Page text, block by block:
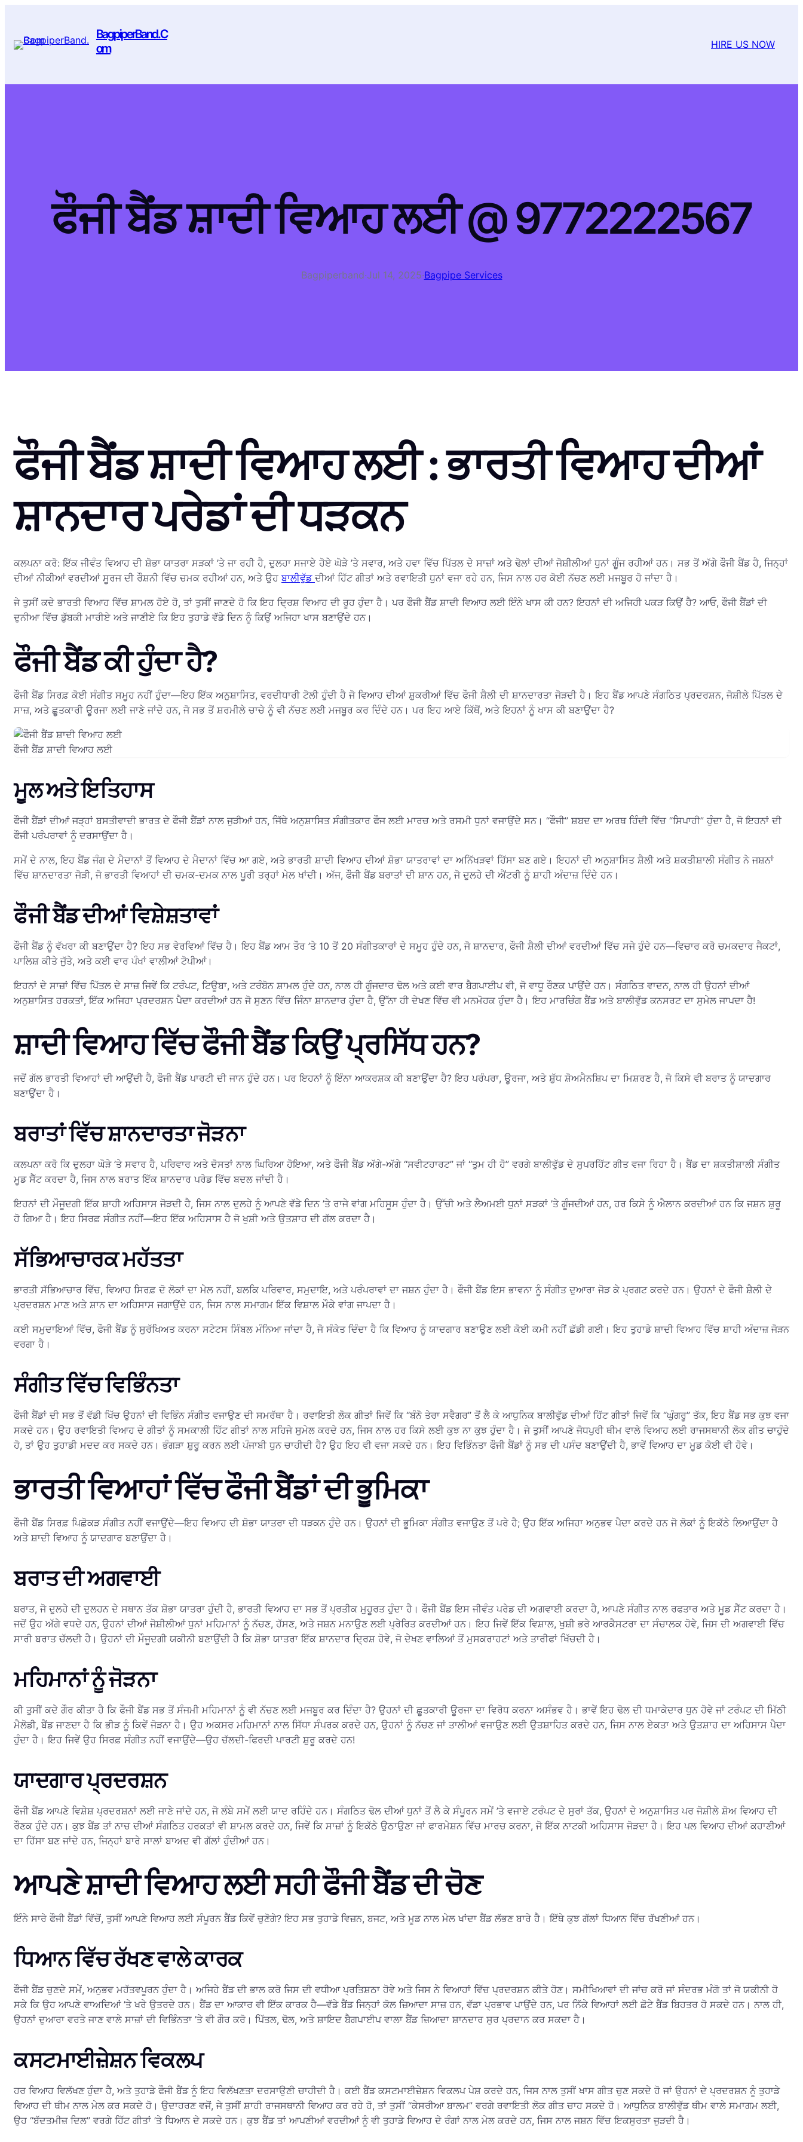
BagpiperBand.C
om
HIRE US NOW
ਫੌਜੀ ਬੈਂਡ ਸ਼ਾਦੀ ਵਿਆਹ ਲਈ @ 9772222567
Bagpiperband·Jul 14, 2025·Bagpipe Services
ਫੌਜੀ ਬੈਂਡਸ਼ਾਦੀ ਵਿਆਹ ਲਈ : ਭਾਰਤੀ ਵਿਆਹ ਦੀਆਂ
ਸ਼ਾਨਦਾਰ ਪਰੇਡਾਂ ਦੀ ਧੜਕਨ
ਕਲਪਨਾ ਕਰੋ: ਇੱਕ ਜੀਵੰਤ ਵਿਆਹ ਦੀ ਸ਼ੋਭਾ ਯਾਤਰਾ ਸੜਕਾਂ ’ਤੇ ਜਾ ਰਹੀ ਹੈ, ਦੁਲਹਾ ਸਜਾਏ ਹੋਏ ਘੋੜੇ ’ਤੇ ਸਵਾਰ, ਅਤੇ ਹਵਾ ਵਿੱਚ ਪਿੱਤਲ ਦੇ ਸਾਜ਼ਾਂ ਅਤੇ ਢੋਲਾਂ ਦੀਆਂ ਜੋਸ਼ੀਲੀਆਂ ਧੁਨਾਂ ਗੂੰਜ ਰਹੀਆਂ ਹਨ। ਸਭ ਤੋਂ ਅੱਗੇ ਫੌਜੀ ਬੈਂਡ ਹੈ, ਜਿਨ੍ਹਾਂ
ਦੀਆਂ ਨੀਕੀਆਂ ਵਰਦੀਆਂ ਸੂਰਜ ਦੀ ਰੌਸ਼ਨੀ ਵਿੱਚ ਚਮਕ ਰਹੀਆਂ ਹਨ, ਅਤੇ ਉਹਬਾਲੀਵੁੱਡ ਦੀਆਂ ਹਿੱਟ ਗੀਤਾਂ ਅਤੇ ਰਵਾਇਤੀ ਧੁਨਾਂ ਵਜਾ ਰਹੇ ਹਨ, ਜਿਸ ਨਾਲ ਹਰ ਕੋਈ ਨੱਚਣ ਲਈ ਮਜਬੂਰ ਹੋ ਜਾਂਦਾ ਹੈ।
ਜੇ ਤੁਸੀਂ ਕਦੇ ਭਾਰਤੀ ਵਿਆਹ ਵਿੱਚ ਸ਼ਾਮਲ ਹੋਏ ਹੋ, ਤਾਂ ਤੁਸੀਂ ਜਾਣਦੇ ਹੋ ਕਿ ਇਹ ਦ੍ਰਿਸ਼ ਵਿਆਹ ਦੀ ਰੂਹ ਹੁੰਦਾ ਹੈ। ਪਰ ਫੌਜੀ ਬੈਂਡ ਸ਼ਾਦੀ ਵਿਆਹ ਲਈ ਇੰਨੇ ਖਾਸ ਕੀ ਹਨ? ਇਹਨਾਂ ਦੀ ਅਜਿਹੀ ਪਕੜ ਕਿਉਂ ਹੈ? ਆਓ, ਫੌਜੀ ਬੈਂਡਾਂ ਦੀ
ਦੁਨੀਆ ਵਿੱਚ ਡੁੱਬਕੀ ਮਾਰੀਏ ਅਤੇ ਜਾਣੀਏ ਕਿ ਇਹ ਤੁਹਾਡੇ ਵੱਡੇ ਦਿਨ ਨੂੰ ਕਿਉਂ ਅਜਿਹਾ ਖਾਸ ਬਣਾਉਂਦੇ ਹਨ।
ਫੌਜੀ ਬੈਂਡ ਕੀ ਹੁੰਦਾ ਹੈ?
ਫੌਜੀ ਬੈਂਡ ਸਿਰਫ਼ ਕੋਈ ਸੰਗੀਤ ਸਮੂਹ ਨਹੀਂ ਹੁੰਦਾ—ਇਹ ਇੱਕ ਅਨੁਸ਼ਾਸਿਤ, ਵਰਦੀਧਾਰੀ ਟੋਲੀ ਹੁੰਦੀ ਹੈ ਜੋ ਵਿਆਹ ਦੀਆਂ ਸ਼ੁਕਰੀਆਂ ਵਿੱਚ ਫੌਜੀ ਸ਼ੈਲੀ ਦੀ ਸ਼ਾਨਦਾਰਤਾ ਜੋੜਦੀ ਹੈ। ਇਹ ਬੈਂਡ ਆਪਣੇ ਸੰਗਠਿਤ ਪ੍ਰਦਰਸ਼ਨ, ਜੋਸ਼ੀਲੇ ਪਿੱਤਲ ਦੇ
ਸਾਜ਼, ਅਤੇ ਛੂਤਕਾਰੀ ਊਰਜਾ ਲਈ ਜਾਣੇ ਜਾਂਦੇ ਹਨ, ਜੋ ਸਭ ਤੋਂ ਸ਼ਰਮੀਲੇ ਚਾਚੇ ਨੂੰ ਵੀ ਨੱਚਣ ਲਈ ਮਜਬੂਰ ਕਰ ਦਿੰਦੇ ਹਨ। ਪਰ ਇਹ ਆਏ ਕਿੱਥੋਂ, ਅਤੇ ਇਹਨਾਂ ਨੂੰ ਖਾਸ ਕੀ ਬਣਾਉਂਦਾ ਹੈ?
ਫੌਜੀ ਬੈਂਡ ਸ਼ਾਦੀ ਵਿਆਹ ਲਈ
ਮੂਲ ਅਤੇ ਇਤਿਹਾਸ
ਫੌਜੀ ਬੈਂਡਾਂ ਦੀਆਂ ਜੜ੍ਹਾਂ ਬਸਤੀਵਾਦੀ ਭਾਰਤ ਦੇ ਫੌਜੀ ਬੈਂਡਾਂ ਨਾਲ ਜੁੜੀਆਂ ਹਨ, ਜਿੱਥੇ ਅਨੁਸ਼ਾਸਿਤ ਸੰਗੀਤਕਾਰ ਫੌਜ ਲਈ ਮਾਰਚ ਅਤੇ ਰਸਮੀ ਧੁਨਾਂ ਵਜਾਉਂਦੇ ਸਨ। “ਫੌਜੀ” ਸ਼ਬਦ ਦਾ ਅਰਥ ਹਿੰਦੀ ਵਿੱਚ “ਸਿਪਾਹੀ” ਹੁੰਦਾ ਹੈ, ਜੋ ਇਹਨਾਂ ਦੀ
ਫੌਜੀ ਪਰੰਪਰਾਵਾਂ ਨੂੰ ਦਰਸਾਉਂਦਾ ਹੈ।
ਸਮੇਂ ਦੇ ਨਾਲ, ਇਹ ਬੈਂਡ ਜੰਗ ਦੇ ਮੈਦਾਨਾਂ ਤੋਂ ਵਿਆਹ ਦੇ ਮੈਦਾਨਾਂ ਵਿੱਚ ਆ ਗਏ, ਅਤੇ ਭਾਰਤੀ ਸ਼ਾਦੀ ਵਿਆਹ ਦੀਆਂ ਸ਼ੋਭਾ ਯਾਤਰਾਵਾਂ ਦਾ ਅਨਿੱਖੜਵਾਂ ਹਿੱਸਾ ਬਣ ਗਏ। ਇਹਨਾਂ ਦੀ ਅਨੁਸ਼ਾਸਿਤ ਸ਼ੈਲੀ ਅਤੇ ਸ਼ਕਤੀਸ਼ਾਲੀ ਸੰਗੀਤ ਨੇ ਜਸ਼ਨਾਂ
ਵਿੱਚ ਸ਼ਾਨਦਾਰਤਾ ਜੋੜੀ, ਜੋ ਭਾਰਤੀ ਵਿਆਹਾਂ ਦੀ ਚਮਕ-ਦਮਕ ਨਾਲ ਪੂਰੀ ਤਰ੍ਹਾਂ ਮੇਲ ਖਾਂਦੀ। ਅੱਜ, ਫੌਜੀ ਬੈਂਡ ਬਰਾਤਾਂ ਦੀ ਸ਼ਾਨ ਹਨ, ਜੋ ਦੁਲਹੇ ਦੀ ਐਂਟਰੀ ਨੂੰ ਸ਼ਾਹੀ ਅੰਦਾਜ਼ ਦਿੰਦੇ ਹਨ।
ਫੌਜੀ ਬੈਂਡ ਦੀਆਂ ਵਿਸ਼ੇਸ਼ਤਾਵਾਂ
ਫੌਜੀ ਬੈਂਡ ਨੂੰ ਵੱਖਰਾ ਕੀ ਬਣਾਉਂਦਾ ਹੈ? ਇਹ ਸਭ ਵੇਰਵਿਆਂ ਵਿੱਚ ਹੈ। ਇਹ ਬੈਂਡ ਆਮ ਤੌਰ ’ਤੇ 10 ਤੋਂ 20 ਸੰਗੀਤਕਾਰਾਂ ਦੇ ਸਮੂਹ ਹੁੰਦੇ ਹਨ, ਜੋ ਸ਼ਾਨਦਾਰ, ਫੌਜੀ ਸ਼ੈਲੀ ਦੀਆਂ ਵਰਦੀਆਂ ਵਿੱਚ ਸਜੇ ਹੁੰਦੇ ਹਨ—ਵਿਚਾਰ ਕਰੋ ਚਮਕਦਾਰ ਜੈਕਟਾਂ,
ਪਾਲਿਸ਼ ਕੀਤੇ ਜੁੱਤੇ, ਅਤੇ ਕਈ ਵਾਰ ਪੰਖਾਂ ਵਾਲੀਆਂ ਟੋਪੀਆਂ।
ਇਹਨਾਂ ਦੇ ਸਾਜ਼ਾਂ ਵਿੱਚ ਪਿੱਤਲ ਦੇ ਸਾਜ਼ ਜਿਵੇਂ ਕਿ ਟਰੰਪਟ, ਟਿਊਬਾ, ਅਤੇ ਟਰੰਬੋਨ ਸ਼ਾਮਲ ਹੁੰਦੇ ਹਨ, ਨਾਲ ਹੀ ਗੂੰਜਦਾਰ ਢੋਲ ਅਤੇ ਕਈ ਵਾਰ ਬੈਗਪਾਈਪ ਵੀ, ਜੋ ਵਾਧੂ ਰੌਣਕ ਪਾਉਂਦੇ ਹਨ। ਸੰਗਠਿਤ ਵਾਦਨ, ਨਾਲ ਹੀ ਉਹਨਾਂ ਦੀਆਂ
ਅਨੁਸ਼ਾਸਿਤ ਹਰਕਤਾਂ, ਇੱਕ ਅਜਿਹਾ ਪ੍ਰਦਰਸ਼ਨ ਪੈਦਾ ਕਰਦੀਆਂ ਹਨ ਜੋ ਸੁਣਨ ਵਿੱਚ ਜਿੰਨਾ ਸ਼ਾਨਦਾਰ ਹੁੰਦਾ ਹੈ, ਉੱਨਾ ਹੀ ਦੇਖਣ ਵਿੱਚ ਵੀ ਮਨਮੋਹਕ ਹੁੰਦਾ ਹੈ। ਇਹ ਮਾਰਚਿੰਗ ਬੈਂਡ ਅਤੇ ਬਾਲੀਵੁੱਡ ਕਨਸਰਟ ਦਾ ਸੁਮੇਲ ਜਾਪਦਾ ਹੈ!
ਸ਼ਾਦੀ ਵਿਆਹ ਵਿੱਚ ਫੌਜੀ ਬੈਂਡ ਕਿਉਂ ਪ੍ਰਸਿੱਧ ਹਨ?
ਜਦੋਂ ਗੱਲ ਭਾਰਤੀ ਵਿਆਹਾਂ ਦੀ ਆਉਂਦੀ ਹੈ, ਫੌਜੀ ਬੈਂਡ ਪਾਰਟੀ ਦੀ ਜਾਨ ਹੁੰਦੇ ਹਨ। ਪਰ ਇਹਨਾਂ ਨੂੰ ਇੰਨਾ ਆਕਰਸ਼ਕ ਕੀ ਬਣਾਉਂਦਾ ਹੈ? ਇਹ ਪਰੰਪਰਾ, ਊਰਜਾ, ਅਤੇ ਸ਼ੁੱਧ ਸ਼ੋਅਮੈਨਸ਼ਿਪ ਦਾ ਮਿਸ਼ਰਣ ਹੈ, ਜੋ ਕਿਸੇ ਵੀ ਬਰਾਤ ਨੂੰ ਯਾਦਗਾਰ
ਬਣਾਉਂਦਾ ਹੈ।
ਬਰਾਤਾਂ ਵਿੱਚ ਸ਼ਾਨਦਾਰਤਾ ਜੋੜਨਾ
ਕਲਪਨਾ ਕਰੋ ਕਿ ਦੁਲਹਾ ਘੋੜੇ ’ਤੇ ਸਵਾਰ ਹੈ, ਪਰਿਵਾਰ ਅਤੇ ਦੋਸਤਾਂ ਨਾਲ ਘਿਰਿਆ ਹੋਇਆ, ਅਤੇ ਫੌਜੀ ਬੈਂਡ ਅੱਗੇ-ਅੱਗੇ “ਸਵੀਟਹਾਰਟ” ਜਾਂ “ਤੁਮ ਹੀ ਹੋ” ਵਰਗੇ ਬਾਲੀਵੁੱਡ ਦੇ ਸੁਪਰਹਿੱਟ ਗੀਤ ਵਜਾ ਰਿਹਾ ਹੈ। ਬੈਂਡ ਦਾ ਸ਼ਕਤੀਸ਼ਾਲੀ ਸੰਗੀਤ
ਮੂਡ ਸੈੱਟ ਕਰਦਾ ਹੈ, ਜਿਸ ਨਾਲ ਬਰਾਤ ਇੱਕ ਸ਼ਾਨਦਾਰ ਪਰੇਡ ਵਿੱਚ ਬਦਲ ਜਾਂਦੀ ਹੈ।
ਇਹਨਾਂ ਦੀ ਮੌਜੂਦਗੀ ਇੱਕ ਸ਼ਾਹੀ ਅਹਿਸਾਸ ਜੋੜਦੀ ਹੈ, ਜਿਸ ਨਾਲ ਦੁਲਹੇ ਨੂੰ ਆਪਣੇ ਵੱਡੇ ਦਿਨ ’ਤੇ ਰਾਜੇ ਵਾਂਗ ਮਹਿਸੂਸ ਹੁੰਦਾ ਹੈ। ਉੱਚੀ ਅਤੇ ਲੈਅਮਈ ਧੁਨਾਂ ਸੜਕਾਂ ’ਤੇ ਗੂੰਜਦੀਆਂ ਹਨ, ਹਰ ਕਿਸੇ ਨੂੰ ਐਲਾਨ ਕਰਦੀਆਂ ਹਨ ਕਿ ਜਸ਼ਨ ਸ਼ੁਰੂ
ਹੋ ਗਿਆ ਹੈ। ਇਹ ਸਿਰਫ਼ ਸੰਗੀਤ ਨਹੀਂ—ਇਹ ਇੱਕ ਅਹਿਸਾਸ ਹੈ ਜੋ ਖੁਸ਼ੀ ਅਤੇ ਉਤਸ਼ਾਹ ਦੀ ਗੱਲ ਕਰਦਾ ਹੈ।
ਸੱਭਿਆਚਾਰਕ ਮਹੱਤਤਾ
ਭਾਰਤੀ ਸੱਭਿਆਚਾਰ ਵਿੱਚ, ਵਿਆਹ ਸਿਰਫ਼ ਦੋ ਲੋਕਾਂ ਦਾ ਮੇਲ ਨਹੀਂ, ਬਲਕਿ ਪਰਿਵਾਰ, ਸਮੁਦਾਇ, ਅਤੇ ਪਰੰਪਰਾਵਾਂ ਦਾ ਜਸ਼ਨ ਹੁੰਦਾ ਹੈ। ਫੌਜੀ ਬੈਂਡ ਇਸ ਭਾਵਨਾ ਨੂੰ ਸੰਗੀਤ ਦੁਆਰਾ ਜੋੜ ਕੇ ਪ੍ਰਗਟ ਕਰਦੇ ਹਨ। ਉਹਨਾਂ ਦੇ ਫੌਜੀ ਸ਼ੈਲੀ ਦੇ
ਪ੍ਰਦਰਸ਼ਨ ਮਾਣ ਅਤੇ ਸ਼ਾਨ ਦਾ ਅਹਿਸਾਸ ਜਗਾਉਂਦੇ ਹਨ, ਜਿਸ ਨਾਲ ਸਮਾਗਮ ਇੱਕ ਵਿਸ਼ਾਲ ਮੌਕੇ ਵਾਂਗ ਜਾਪਦਾ ਹੈ।
ਕਈ ਸਮੁਦਾਇਆਂ ਵਿੱਚ, ਫੌਜੀ ਬੈਂਡ ਨੂੰ ਸੁਰੱਖਿਅਤ ਕਰਨਾ ਸਟੇਟਸ ਸਿੰਬਲ ਮੰਨਿਆ ਜਾਂਦਾ ਹੈ, ਜੋ ਸੰਕੇਤ ਦਿੰਦਾ ਹੈ ਕਿ ਵਿਆਹ ਨੂੰ ਯਾਦਗਾਰ ਬਣਾਉਣ ਲਈ ਕੋਈ ਕਮੀ ਨਹੀਂ ਛੱਡੀ ਗਈ। ਇਹ ਤੁਹਾਡੇ ਸ਼ਾਦੀ ਵਿਆਹ ਵਿੱਚ ਸ਼ਾਹੀ ਅੰਦਾਜ਼ ਜੋੜਨ
ਵਰਗਾ ਹੈ।
ਸੰਗੀਤ ਵਿੱਚ ਵਿਭਿੰਨਤਾ
ਫੌਜੀ ਬੈਂਡਾਂ ਦੀ ਸਭ ਤੋਂ ਵੱਡੀ ਖਿੱਚ ਉਹਨਾਂ ਦੀ ਵਿਭਿੰਨ ਸੰਗੀਤ ਵਜਾਉਣ ਦੀ ਸਮਰੱਥਾ ਹੈ। ਰਵਾਇਤੀ ਲੋਕ ਗੀਤਾਂ ਜਿਵੇਂ ਕਿ “ਬੰਨੋ ਤੇਰਾ ਸਵੈਗਰ” ਤੋਂ ਲੈ ਕੇ ਆਧੁਨਿਕ ਬਾਲੀਵੁੱਡ ਦੀਆਂ ਹਿੱਟ ਗੀਤਾਂ ਜਿਵੇਂ ਕਿ “ਘੁੰਗਰੂ” ਤੱਕ, ਇਹ ਬੈਂਡ ਸਭ ਕੁਝ ਵਜਾ
ਸਕਦੇ ਹਨ। ਉਹ ਰਵਾਇਤੀ ਵਿਆਹ ਦੇ ਗੀਤਾਂ ਨੂੰ ਸਮਕਾਲੀ ਹਿੱਟ ਗੀਤਾਂ ਨਾਲ ਸਹਿਜੇ ਸੁਮੇਲ ਕਰਦੇ ਹਨ, ਜਿਸ ਨਾਲ ਹਰ ਕਿਸੇ ਲਈ ਕੁਝ ਨਾ ਕੁਝ ਹੁੰਦਾ ਹੈ। ਜੇ ਤੁਸੀਂ ਆਪਣੇ ਜੋਧਪੁਰੀ ਥੀਮ ਵਾਲੇ ਵਿਆਹ ਲਈ ਰਾਜਸਥਾਨੀ ਲੋਕ ਗੀਤ ਚਾਹੁੰਦੇ
ਹੋ, ਤਾਂ ਉਹ ਤੁਹਾਡੀ ਮਦਦ ਕਰ ਸਕਦੇ ਹਨ। ਭੰਗੜਾ ਸ਼ੁਰੂ ਕਰਨ ਲਈ ਪੰਜਾਬੀ ਧੁਨ ਚਾਹੀਦੀ ਹੈ? ਉਹ ਇਹ ਵੀ ਵਜਾ ਸਕਦੇ ਹਨ। ਇਹ ਵਿਭਿੰਨਤਾ ਫੌਜੀ ਬੈਂਡਾਂ ਨੂੰ ਸਭ ਦੀ ਪਸੰਦ ਬਣਾਉਂਦੀ ਹੈ, ਭਾਵੇਂ ਵਿਆਹ ਦਾ ਮੂਡ ਕੋਈ ਵੀ ਹੋਵੇ।
ਭਾਰਤੀ ਵਿਆਹਾਂ ਵਿੱਚ ਫੌਜੀ ਬੈਂਡਾਂ ਦੀ ਭੂਮਿਕਾ
ਫੌਜੀ ਬੈਂਡ ਸਿਰਫ਼ ਪਿਛੋਕੜ ਸੰਗੀਤ ਨਹੀਂ ਵਜਾਉਂਦੇ—ਇਹ ਵਿਆਹ ਦੀ ਸ਼ੋਭਾ ਯਾਤਰਾ ਦੀ ਧੜਕਨ ਹੁੰਦੇ ਹਨ। ਉਹਨਾਂ ਦੀ ਭੂਮਿਕਾ ਸੰਗੀਤ ਵਜਾਉਣ ਤੋਂ ਪਰੇ ਹੈ; ਉਹ ਇੱਕ ਅਜਿਹਾ ਅਨੁਭਵ ਪੈਦਾ ਕਰਦੇ ਹਨ ਜੋ ਲੋਕਾਂ ਨੂੰ ਇਕੱਠੇ ਲਿਆਉਂਦਾ ਹੈ
ਅਤੇ ਸ਼ਾਦੀ ਵਿਆਹ ਨੂੰ ਯਾਦਗਾਰ ਬਣਾਉਂਦਾ ਹੈ।
ਬਰਾਤ ਦੀ ਅਗਵਾਈ
ਬਰਾਤ, ਜੋ ਦੁਲਹੇ ਦੀ ਦੁਲਹਨ ਦੇ ਸਥਾਨ ਤੱਕ ਸ਼ੋਭਾ ਯਾਤਰਾ ਹੁੰਦੀ ਹੈ, ਭਾਰਤੀ ਵਿਆਹ ਦਾ ਸਭ ਤੋਂ ਪ੍ਰਤੀਕ ਮੁਹੂਰਤ ਹੁੰਦਾ ਹੈ। ਫੌਜੀ ਬੈਂਡ ਇਸ ਜੀਵੰਤ ਪਰੇਡ ਦੀ ਅਗਵਾਈ ਕਰਦਾ ਹੈ, ਆਪਣੇ ਸੰਗੀਤ ਨਾਲ ਰਫਤਾਰ ਅਤੇ ਮੂਡ ਸੈੱਟ ਕਰਦਾ ਹੈ।
ਜਦੋਂ ਉਹ ਅੱਗੇ ਵਧਦੇ ਹਨ, ਉਹਨਾਂ ਦੀਆਂ ਜੋਸ਼ੀਲੀਆਂ ਧੁਨਾਂ ਮਹਿਮਾਨਾਂ ਨੂੰ ਨੱਚਣ, ਹੱਸਣ, ਅਤੇ ਜਸ਼ਨ ਮਨਾਉਣ ਲਈ ਪ੍ਰੇਰਿਤ ਕਰਦੀਆਂ ਹਨ। ਇਹ ਜਿਵੇਂ ਇੱਕ ਵਿਸ਼ਾਲ, ਖੁਸ਼ੀ ਭਰੇ ਆਰਕੈਸਟਰਾ ਦਾ ਸੰਚਾਲਕ ਹੋਵੇ, ਜਿਸ ਦੀ ਅਗਵਾਈ ਵਿੱਚ
ਸਾਰੀ ਬਰਾਤ ਚੱਲਦੀ ਹੈ। ਉਹਨਾਂ ਦੀ ਮੌਜੂਦਗੀ ਯਕੀਨੀ ਬਣਾਉਂਦੀ ਹੈ ਕਿ ਸ਼ੋਭਾ ਯਾਤਰਾ ਇੱਕ ਸ਼ਾਨਦਾਰ ਦ੍ਰਿਸ਼ ਹੋਵੇ, ਜੋ ਦੇਖਣ ਵਾਲਿਆਂ ਤੋਂ ਮੁਸਕਰਾਹਟਾਂ ਅਤੇ ਤਾਰੀਫਾਂ ਖਿੱਚਦੀ ਹੈ।
ਮਹਿਮਾਨਾਂ ਨੂੰ ਜੋੜਨਾ
ਕੀ ਤੁਸੀਂ ਕਦੇ ਗੌਰ ਕੀਤਾ ਹੈ ਕਿ ਫੌਜੀ ਬੈਂਡ ਸਭ ਤੋਂ ਸੰਜਮੀ ਮਹਿਮਾਨਾਂ ਨੂੰ ਵੀ ਨੱਚਣ ਲਈ ਮਜਬੂਰ ਕਰ ਦਿੰਦਾ ਹੈ? ਉਹਨਾਂ ਦੀ ਛੂਤਕਾਰੀ ਊਰਜਾ ਦਾ ਵਿਰੋਧ ਕਰਨਾ ਅਸੰਭਵ ਹੈ। ਭਾਵੇਂ ਇਹ ਢੋਲ ਦੀ ਧਮਾਕੇਦਾਰ ਧੁਨ ਹੋਵੇ ਜਾਂ ਟਰੰਪਟ ਦੀ ਮਿੱਠੀ
ਮੈਲੋਡੀ, ਬੈਂਡ ਜਾਣਦਾ ਹੈ ਕਿ ਭੀੜ ਨੂੰ ਕਿਵੇਂ ਜੋੜਨਾ ਹੈ। ਉਹ ਅਕਸਰ ਮਹਿਮਾਨਾਂ ਨਾਲ ਸਿੱਧਾ ਸੰਪਰਕ ਕਰਦੇ ਹਨ, ਉਹਨਾਂ ਨੂੰ ਨੱਚਣ ਜਾਂ ਤਾਲੀਆਂ ਵਜਾਉਣ ਲਈ ਉਤਸ਼ਾਹਿਤ ਕਰਦੇ ਹਨ, ਜਿਸ ਨਾਲ ਏਕਤਾ ਅਤੇ ਉਤਸ਼ਾਹ ਦਾ ਅਹਿਸਾਸ ਪੈਦਾ
ਹੁੰਦਾ ਹੈ। ਇਹ ਜਿਵੇਂ ਉਹ ਸਿਰਫ਼ ਸੰਗੀਤ ਨਹੀਂ ਵਜਾਉਂਦੇ—ਉਹ ਚੱਲਦੀ-ਫਿਰਦੀ ਪਾਰਟੀ ਸ਼ੁਰੂ ਕਰਦੇ ਹਨ!
ਯਾਦਗਾਰ ਪ੍ਰਦਰਸ਼ਨ
ਫੌਜੀ ਬੈਂਡ ਆਪਣੇ ਵਿਸ਼ੇਸ਼ ਪ੍ਰਦਰਸ਼ਨਾਂ ਲਈ ਜਾਣੇ ਜਾਂਦੇ ਹਨ, ਜੋ ਲੰਬੇ ਸਮੇਂ ਲਈ ਯਾਦ ਰਹਿੰਦੇ ਹਨ। ਸੰਗਠਿਤ ਢੋਲ ਦੀਆਂ ਧੁਨਾਂ ਤੋਂ ਲੈ ਕੇ ਸੰਪੂਰਨ ਸਮੇਂ ’ਤੇ ਵਜਾਏ ਟਰੰਪਟ ਦੇ ਸੁਰਾਂ ਤੱਕ, ਉਹਨਾਂ ਦੇ ਅਨੁਸ਼ਾਸਿਤ ਪਰ ਜੋਸ਼ੀਲੇ ਸ਼ੋਅ ਵਿਆਹ ਦੀ
ਰੌਣਕ ਹੁੰਦੇ ਹਨ। ਕੁਝ ਬੈਂਡ ਤਾਂ ਨਾਚ ਦੀਆਂ ਸੰਗਠਿਤ ਹਰਕਤਾਂ ਵੀ ਸ਼ਾਮਲ ਕਰਦੇ ਹਨ, ਜਿਵੇਂ ਕਿ ਸਾਜ਼ਾਂ ਨੂੰ ਇਕੱਠੇ ਉਠਾਉਣਾ ਜਾਂ ਫਾਰਮੇਸ਼ਨ ਵਿੱਚ ਮਾਰਚ ਕਰਨਾ, ਜੋ ਇੱਕ ਨਾਟਕੀ ਅਹਿਸਾਸ ਜੋੜਦਾ ਹੈ। ਇਹ ਪਲ ਵਿਆਹ ਦੀਆਂ ਕਹਾਣੀਆਂ
ਦਾ ਹਿੱਸਾ ਬਣ ਜਾਂਦੇ ਹਨ, ਜਿਨ੍ਹਾਂ ਬਾਰੇ ਸਾਲਾਂ ਬਾਅਦ ਵੀ ਗੱਲਾਂ ਹੁੰਦੀਆਂ ਹਨ।
ਆਪਣੇ ਸ਼ਾਦੀ ਵਿਆਹ ਲਈ ਸਹੀ ਫੌਜੀ ਬੈਂਡ ਦੀ ਚੋਣ
ਇੰਨੇ ਸਾਰੇ ਫੌਜੀ ਬੈਂਡਾਂ ਵਿੱਚੋਂ, ਤੁਸੀਂ ਆਪਣੇ ਵਿਆਹ ਲਈ ਸੰਪੂਰਨ ਬੈਂਡ ਕਿਵੇਂ ਚੁਣੋਗੇ? ਇਹ ਸਭ ਤੁਹਾਡੇ ਵਿਜ਼ਨ, ਬਜਟ, ਅਤੇ ਮੂਡ ਨਾਲ ਮੇਲ ਖਾਂਦਾ ਬੈਂਡ ਲੱਭਣ ਬਾਰੇ ਹੈ। ਇੱਥੇ ਕੁਝ ਗੱਲਾਂ ਧਿਆਨ ਵਿੱਚ ਰੱਖਣੀਆਂ ਹਨ।
ਧਿਆਨ ਵਿੱਚ ਰੱਖਣ ਵਾਲੇ ਕਾਰਕ
ਫੌਜੀ ਬੈਂਡ ਚੁਣਦੇ ਸਮੇਂ, ਅਨੁਭਵ ਮਹੱਤਵਪੂਰਨ ਹੁੰਦਾ ਹੈ। ਅਜਿਹੇ ਬੈਂਡ ਦੀ ਭਾਲ ਕਰੋ ਜਿਸ ਦੀ ਵਧੀਆ ਪ੍ਰਤਿਸ਼ਠਾ ਹੋਵੇ ਅਤੇ ਜਿਸ ਨੇ ਵਿਆਹਾਂ ਵਿੱਚ ਪ੍ਰਦਰਸ਼ਨ ਕੀਤੇ ਹੋਣ। ਸਮੀਖਿਆਵਾਂ ਦੀ ਜਾਂਚ ਕਰੋ ਜਾਂ ਸੰਦਰਭ ਮੰਗੋ ਤਾਂ ਜੋ ਯਕੀਨੀ ਹੋ
ਸਕੇ ਕਿ ਉਹ ਆਪਣੇ ਵਾਅਦਿਆਂ ’ਤੇ ਖਰੇ ਉਤਰਦੇ ਹਨ। ਬੈਂਡ ਦਾ ਆਕਾਰ ਵੀ ਇੱਕ ਕਾਰਕ ਹੈ—ਵੱਡੇ ਬੈਂਡ ਜਿਨ੍ਹਾਂ ਕੋਲ ਜ਼ਿਆਦਾ ਸਾਜ਼ ਹਨ, ਵੱਡਾ ਪ੍ਰਭਾਵ ਪਾਉਂਦੇ ਹਨ, ਪਰ ਨਿੱਕੇ ਵਿਆਹਾਂ ਲਈ ਛੋਟੇ ਬੈਂਡ ਬਿਹਤਰ ਹੋ ਸਕਦੇ ਹਨ। ਨਾਲ ਹੀ,
ਉਹਨਾਂ ਦੁਆਰਾ ਵਰਤੇ ਜਾਣ ਵਾਲੇ ਸਾਜ਼ਾਂ ਦੀ ਵਿਭਿੰਨਤਾ ’ਤੇ ਵੀ ਗੌਰ ਕਰੋ। ਪਿੱਤਲ, ਢੋਲ, ਅਤੇ ਸ਼ਾਇਦ ਬੈਗਪਾਈਪ ਵਾਲਾ ਬੈਂਡ ਜ਼ਿਆਦਾ ਸ਼ਾਨਦਾਰ ਸੁਰ ਪ੍ਰਦਾਨ ਕਰ ਸਕਦਾ ਹੈ।
ਕਸਟਮਾਈਜ਼ੇਸ਼ਨ ਵਿਕਲਪ
ਹਰ ਵਿਆਹ ਵਿਲੱਖਣ ਹੁੰਦਾ ਹੈ, ਅਤੇ ਤੁਹਾਡੇ ਫੌਜੀ ਬੈਂਡ ਨੂੰ ਇਹ ਵਿਲੱਖਣਤਾ ਦਰਸਾਉਣੀ ਚਾਹੀਦੀ ਹੈ। ਕਈ ਬੈਂਡ ਕਸਟਮਾਈਜ਼ੇਸ਼ਨ ਵਿਕਲਪ ਪੇਸ਼ ਕਰਦੇ ਹਨ, ਜਿਸ ਨਾਲ ਤੁਸੀਂ ਖਾਸ ਗੀਤ ਚੁਣ ਸਕਦੇ ਹੋ ਜਾਂ ਉਹਨਾਂ ਦੇ ਪ੍ਰਦਰਸ਼ਨ ਨੂੰ ਤੁਹਾਡੇ
ਵਿਆਹ ਦੀ ਥੀਮ ਨਾਲ ਮੇਲ ਕਰ ਸਕਦੇ ਹੋ। ਉਦਾਹਰਣ ਵਜੋਂ, ਜੇ ਤੁਸੀਂ ਸ਼ਾਹੀ ਰਾਜਸਥਾਨੀ ਵਿਆਹ ਕਰ ਰਹੇ ਹੋ, ਤਾਂ ਤੁਸੀਂ “ਕੇਸਰੀਆ ਬਾਲਮ” ਵਰਗੇ ਰਵਾਇਤੀ ਲੋਕ ਗੀਤ ਚਾਹ ਸਕਦੇ ਹੋ। ਆਧੁਨਿਕ ਬਾਲੀਵੁੱਡ ਥੀਮ ਵਾਲੇ ਸਮਾਗਮ ਲਈ,
ਉਹ “ਬੱਦਤਮੀਜ਼ ਦਿਲ” ਵਰਗੇ ਹਿੱਟ ਗੀਤਾਂ ’ਤੇ ਧਿਆਨ ਦੇ ਸਕਦੇ ਹਨ। ਕੁਝ ਬੈਂਡ ਤਾਂ ਆਪਣੀਆਂ ਵਰਦੀਆਂ ਨੂੰ ਵੀ ਤੁਹਾਡੇ ਵਿਆਹ ਦੇ ਰੰਗਾਂ ਨਾਲ ਮੇਲ ਕਰਦੇ ਹਨ, ਜਿਸ ਨਾਲ ਜਸ਼ਨ ਵਿੱਚ ਇਕਸੁਰਤਾ ਜੁੜਦੀ ਹੈ।